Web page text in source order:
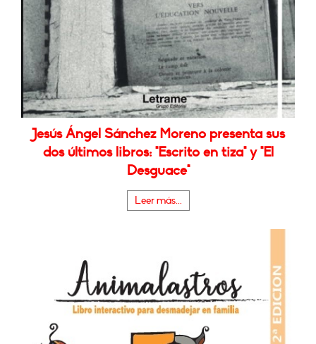
Jesús Ángel Sánchez Moreno presenta sus
dos últimos libros: "Escrito en tiza" y "El
Desguace"
Leer más...